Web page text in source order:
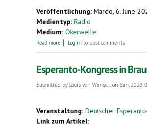
Veröffentlichung: Mardo, 6. June
Medientyp: Radio
Medium: Okerwelle
Read more about Positive Bilanz: Nachlese vom
Log in to post comments
Esperanto-Kongress in
Submitted by Louis von Wunsc... on Sun, 2023-
Veranstaltung: Deutscher
Link zum Artikel: